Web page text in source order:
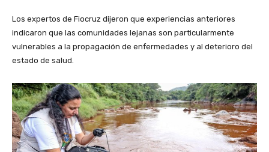
Los expertos de Fiocruz dijeron que experiencias anteriores
indicaron que las comunidades lejanas son particularmente
vulnerables a la propagación de enfermedades y al deterioro del
estado de salud.